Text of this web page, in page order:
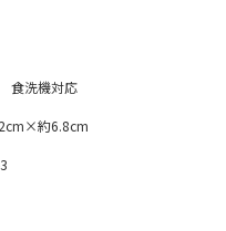
食洗機対応
約6.8cm